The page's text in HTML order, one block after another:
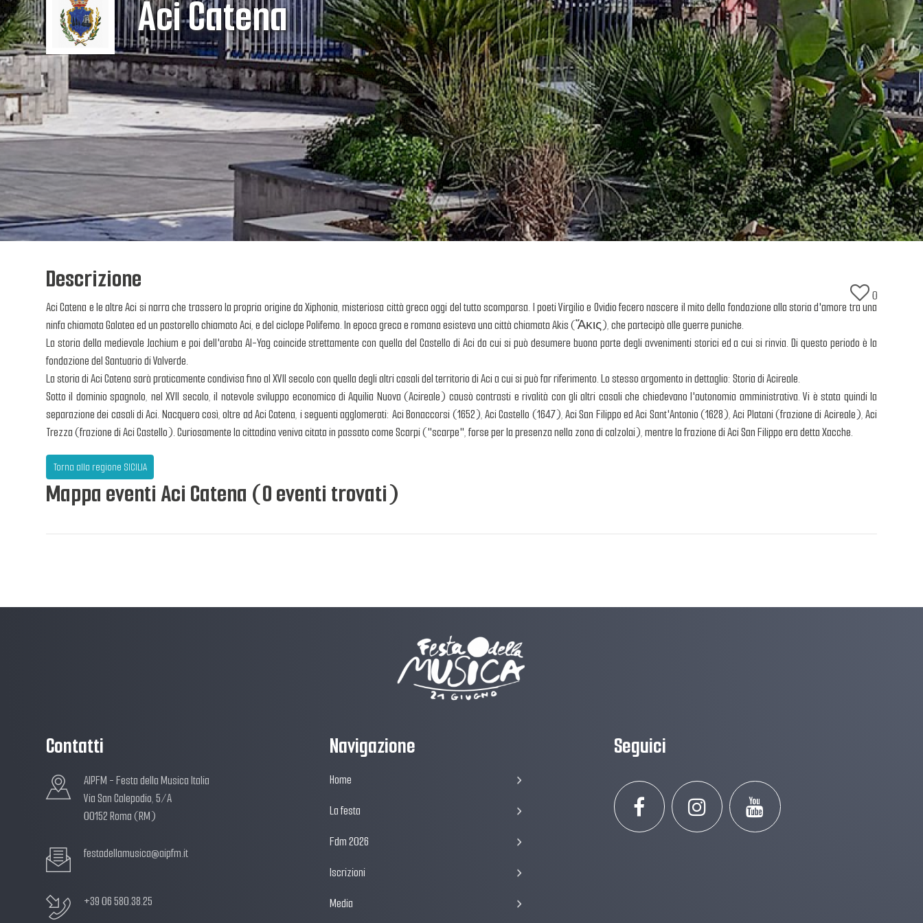
Aci Catena
Descrizione
0
Aci Catena e le altre Aci si narra che trassero la propria origine da Xiphonia, misteriosa città greca oggi del tutto scomparsa. I poeti Virgilio e Ovidio fecero nascere il mito della fondazione alla storia d'amore tra una
ninfa chiamata Galatea ed un pastorello chiamato Aci, e del ciclope Polifemo. In epoca greca e romana esisteva una città chiamata Akis (Ἄκις), che partecipò alle guerre puniche.
La storia della medievale Jachium e poi dell'araba Al-Yag coincide strettamente con quella del Castello di Aci da cui si può desumere buona parte degli avvenimenti storici ed a cui si rinvia. Di questo periodo è la
fondazione del Santuario di Valverde.
La storia di Aci Catena sarà praticamente condivisa fino al XVII secolo con quella degli altri casali del territorio di Aci a cui si può far riferimento. Lo stesso argomento in dettaglio: Storia di Acireale.
Sotto il dominio spagnolo, nel XVII secolo, il notevole sviluppo economico di Aquilia Nuova (Acireale) causò contrasti e rivalità con gli altri casali che chiedevano l'autonomia amministrativa. Vi è stata quindi la
separazione dei casali di Aci. Nacquero così, oltre ad Aci Catena, i seguenti agglomerati: Aci Bonaccorsi (1652), Aci Castello (1647), Aci San Filippo ed Aci Sant'Antonio (1628), Aci Platani (frazione di Acireale), Aci
Trezza (frazione di Aci Castello). Curiosamente la cittadina veniva citata in passato come Scarpi ("scarpe", forse per la presenza nella zona di calzolai), mentre la frazione di Aci San Filippo era detta Xacche.
Torna alla regione SICILIA
Mappa eventi Aci Catena (0 eventi trovati)
Contatti
AIPFM - Festa della Musica Italia
Via San Calepodio, 5/A
00152 Roma (RM)
festadellamusica@aipfm.it
+39 06 580.38.25
Navigazione
Home
La festa
Fdm 2026
Iscrizioni
Media
Seguici